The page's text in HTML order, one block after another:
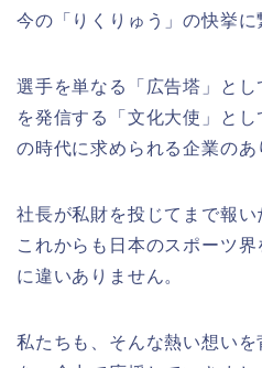
今の「りくりゅう」の快挙に
選手を単なる「広告塔」と
を発信する「文化大使」と
の時代に求められる企業のあ
社長が私財を投じてまで報い
これからも日本のスポーツ
に違いありません。
私たちも、そんな熱い想い